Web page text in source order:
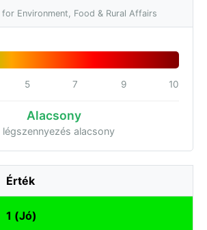
Environment, Food & Rural Affairs
5 7 9 10
Alacsony
légszennyezés alacsony
Érték
1 (Jó)